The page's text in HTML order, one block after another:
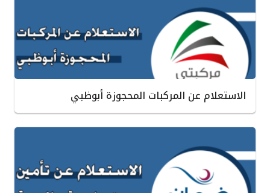
الاستعلام عن المركبات المحجوزة أبوظبي